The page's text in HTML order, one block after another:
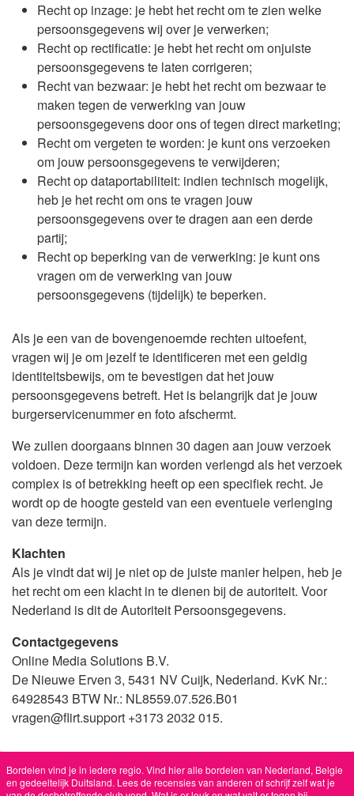
Recht op inzage: je hebt het recht om te zien welke
persoonsgegevens wij over je verwerken;
Recht op rectificatie: je hebt het recht om onjuiste
persoonsgegevens te laten corrigeren;
Recht van bezwaar: je hebt het recht om bezwaar te
maken tegen de verwerking van jouw
persoonsgegevens door ons of tegen direct marketing;
Recht om vergeten te worden: je kunt ons verzoeken
om jouw persoonsgegevens te verwijderen;
Recht op dataportabiliteit: indien technisch mogelijk,
heb je het recht om ons te vragen jouw
persoonsgegevens over te dragen aan een derde
partij;
Recht op beperking van de verwerking: je kunt ons
vragen om de verwerking van jouw
persoonsgegevens (tijdelijk) te beperken.
Als je een van de bovengenoemde rechten uitoefent,
vragen wij je om jezelf te identificeren met een geldig
identiteitsbewijs, om te bevestigen dat het jouw
persoonsgegevens betreft. Het is belangrijk dat je jouw
burgerservicenummer en foto afschermt.
We zullen doorgaans binnen 30 dagen aan jouw verzoek
voldoen. Deze termijn kan worden verlengd als het verzoek
complex is of betrekking heeft op een specifiek recht. Je
wordt op de hoogte gesteld van een eventuele verlenging
van deze termijn.
Klachten
Als je vindt dat wij je niet op de juiste manier helpen, heb je
het recht om een klacht in te dienen bij de autoriteit. Voor
Nederland is dit de Autoriteit Persoonsgegevens.
Contactgegevens
Online Media Solutions B.V.
De Nieuwe Erven 3, 5431 NV Cuijk, Nederland. KvK Nr.:
64928543 BTW Nr.: NL8559.07.526.B01
vragen@flirt.support +3173 2032 015.
Bordelen vind je in iedere regio. Vind hier alle bordelen van Nederland, Belgie
en gedeeltelijk Duitsland. Lees de recensies van anderen of schrijf zelf wat je